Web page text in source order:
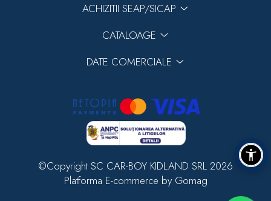
ACHIZITII SEAP/SICAP
CATALOAGE
DATE COMERCIALE
©Copyright SC CAR-BOY KIDLAND SRL 2026
Platforma E-commerce by Gomag